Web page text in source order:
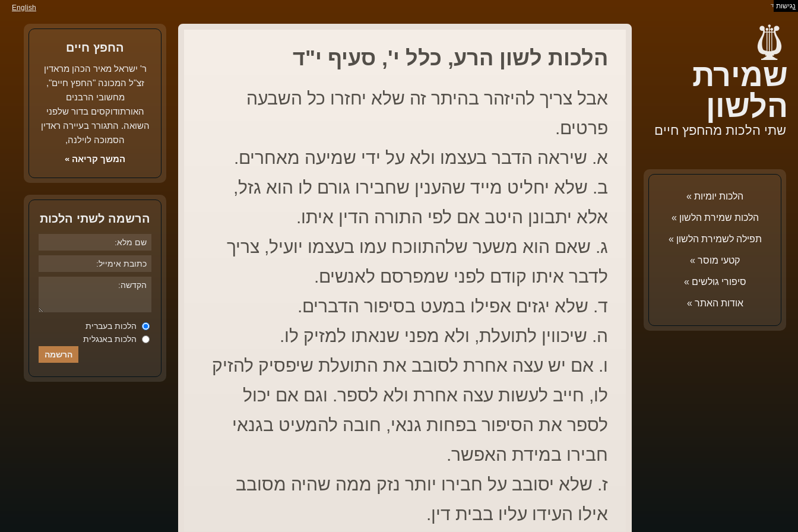
English בס"ד
שמירת
הלשון
שתי הלכות מהחפץ חיים
הלכות יומיות »
הלכות שמירת הלשון »
תפילה לשמירת הלשון »
קטעי מוסר »
סיפורי גולשים »
אודות האתר »
הלכות לשון הרע, כלל י', סעיף י"ד
אבל צריך להיזהר בהיתר זה שלא יחזרו כל השבעה
פרטים.
א. שיראה הדבר בעצמו ולא על ידי שמיעה מאחרים.
ב. שלא יחליט מייד שהענין שחבירו גורם לו הוא גזל,
אלא יתבונן היטב אם לפי התורה הדין איתו.
ג. שאם הוא משער שלהתווכח עמו בעצמו יועיל, צריך
לדבר איתו קודם לפני שמפרסם לאנשים.
ד. שלא יגזים אפילו במעט בסיפור הדברים.
ה. שיכווין לתועלת, ולא מפני שנאתו למזיק לו.
ו. אם יש עצה אחרת לסובב את התועלת שיפסיק להזיק
לו, חייב לעשות עצה אחרת ולא לספר. וגם אם יכול
לספר את הסיפור בפחות גנאי, חובה להמעיט בגנאי
חבירו במידת האפשר.
ז. שלא יסובב על חבירו יותר נזק ממה שהיה מסובב
אילו העידו עליו בבית דין.
החפץ חיים
ר' ישראל מאיר הכהן מראדין
זצ"ל המכונה "החפץ חיים",
מחשובי הרבנים
האורתודוקסים בדור שלפני
השואה. התגורר בעיירה ראדין
הסמוכה לוילנה,
המשך קריאה »
הרשמה לשתי הלכות
הלכות בעברית
הלכות באנגלית
נגישות